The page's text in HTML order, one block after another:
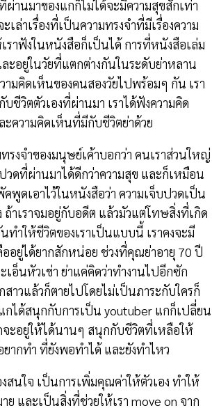
านมาของแกก็ไม่ได้จะมีความสุขสักเท่า
เล่าเรื่องที่เป็นความทรงจำที่มีเรื่องความ
าฟังในหนังสือก็เป็นได้ การที่หนังสือเล่ม
ะอยู่ในวัยที่แตกต่างกันในระดับย่าหลาน
ามคิดเห็นของคนสองวัยไปพร้อมๆ กัน เรา
บชีวิตตัวเองที่ผ่านมา เราได้ฟังความคิด
ะความคิดเห็นที่มีกับชีวิตย่าด้วย
รงจำของมนุษย์เค้าบอกว่า คนเราส่วนใหญ่
วดที่ผ่านมาได้ดีกว่าความสุข และก็เหมือน
พูดเอาไว้ในหนังสือว่า ความเจ็บปวดเป็น
ถ้าเราจมอยู่กับอดีต แล้วมัวแต่โทษสิ่งที่เกิด
ำให้ชีวิตของเราเป็นแบบนี้ เราคงจะมี
อยู่ได้ยากสักหน่อย ช่วงที่คุณย่าอายุ 70 ปี
เอ็นหัวเข่า ย่าแค่คิดว่าทำงานไปอีกซัก
าวแล้วก็ตายไปโดยไม่เป็นภาระกับใครก็
ได้สนุกกับการเป็น youtuber แกก็เปลี่ยน
จะอยู่ให้ได้นานๆ สนุกกับชีวิตที่เหลือให้
ากทำ ที่ยังพอทำได้ และยังทำไหว
สนใจ เป็นการเพิ่มคุณค่าให้ตัวเอง ทำให้
ย และเป็นสิ่งที่ช่วยให้เรา move on จาก